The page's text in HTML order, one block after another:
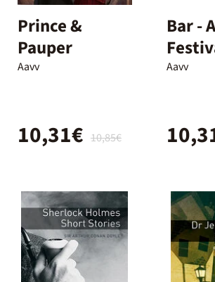
Prince &
Pauper
Aavv
10,85€
10,31€
Bar -
Eso
Aavv